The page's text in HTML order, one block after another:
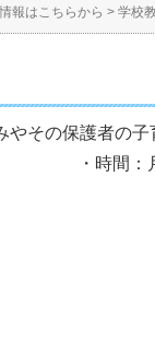
報はこちらから > 学校
みやその保
（祝